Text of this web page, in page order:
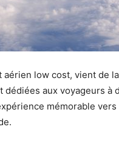
low cost, vient de
aux voyageurs à
mémorable